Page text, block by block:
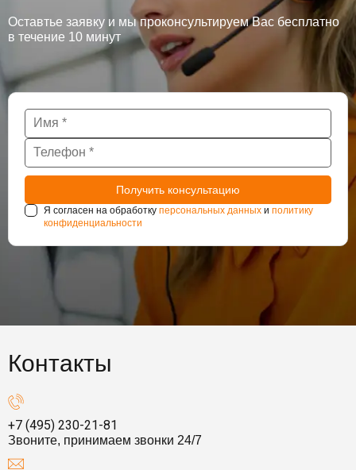
Оставтье заявку и мы проконсультируем Вас бесплатно
в течение 10 минут
Я согласен на обработку персональных данных и политику
конфиденциальности
Контакты
+7 (495) 230-21-81
Звоните, принимаем звонки 24/7